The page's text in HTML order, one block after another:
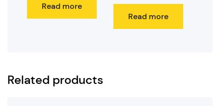
Read more
Read more
Related products